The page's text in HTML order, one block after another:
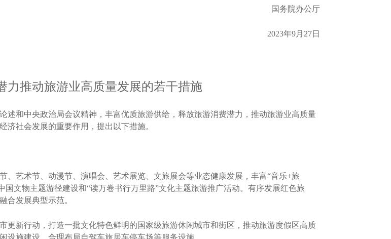
国务院办公厅
2023年9月27日
力推动旅游业高质量发展的若干措施
和中央政治局会议精神，丰富优质旅游供给，释放旅游消费潜力，推动旅游业高质量
济社会发展的重要作用，提出以下措施。
艺术节、动漫节、演唱会、艺术展览、文旅展会等业态健康发展，丰富“音乐+旅
国文物主题游径建设和“读万卷书行万里路”文化主题旅游推广活动。有序发展红色旅
合发展典型示范。
新行动，打造一批文化特色鲜明的国家级旅游休闲城市和街区，推动旅游度假区高质
施建设，合理布局自驾车旅居车停车场等服务设施。